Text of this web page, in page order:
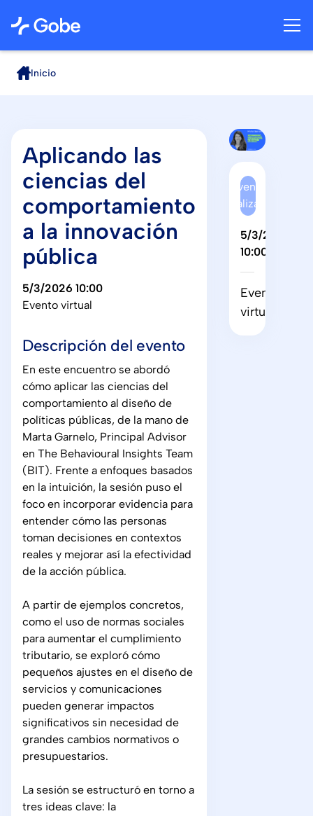
Inicio
Aplicando las
ciencias del
comportamiento
a la innovación
pública
5/3/2026 10:00
Evento virtual
Descripción del evento
En este encuentro se abordó
cómo aplicar las ciencias del
comportamiento al diseño de
políticas públicas, de la mano de
Marta Garnelo, Principal Advisor
en The Behavioural Insights Team
(BIT). Frente a enfoques basados
en la intuición, la sesión puso el
foco en incorporar evidencia para
entender cómo las personas
toman decisiones en contextos
reales y mejorar así la efectividad
de la acción pública.
A partir de ejemplos concretos,
como el uso de normas sociales
para aumentar el cumplimiento
tributario, se exploró cómo
pequeños ajustes en el diseño de
servicios y comunicaciones
pueden generar impactos
significativos sin necesidad de
grandes cambios normativos o
presupuestarios.
La sesión se estructuró en torno a
tres ideas clave: la
Evento
finalizado
5/3/2026
10:00
Evento
virtual